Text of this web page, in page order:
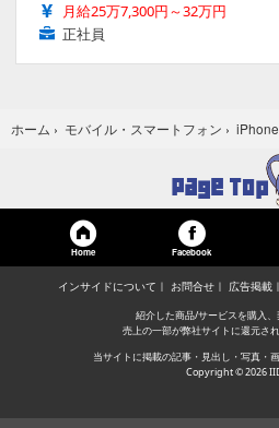
月給25万7,300円～32万円
正社員
ホーム › モバイル・スマートフォン › iPhone
Home Facebook
インサイドについて お問合せ 広告掲載
紹介した商品/サービスを購入、
売上の一部が弊社サイトに還元さ
当サイトに掲載の記事・見出し・写真・
Copyright © 2026